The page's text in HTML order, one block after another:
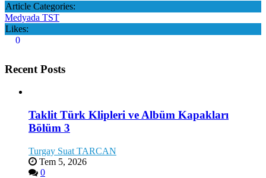
Article Categories:
Medyada TST
Likes:
0
Recent Posts
Taklit Türk Klipleri ve Albüm Kapakları
Bölüm 3
Turgay Suat TARCAN
Tem 5, 2026
0